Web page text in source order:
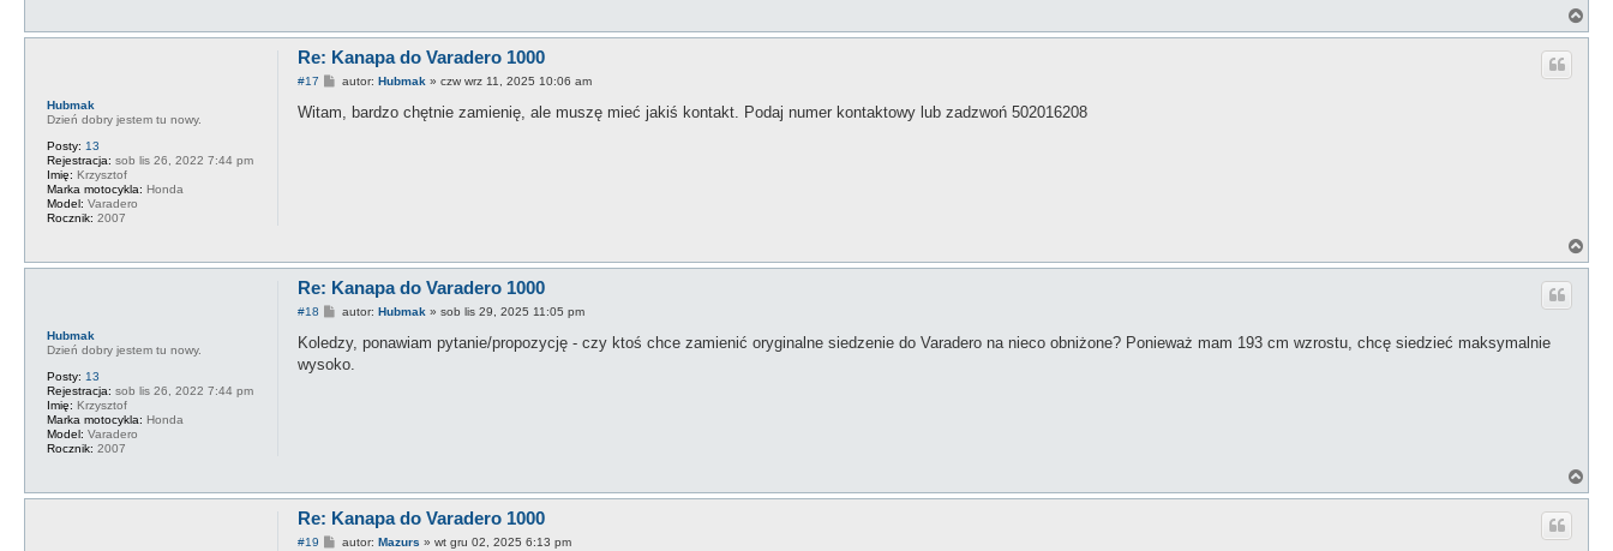
a
Hubmak
Dzień dobry jestem tu nowy.
Posty: 13
Rejestracja: sob lis 26, 2022 7:44 pm
Imię: Krzysztof
Marka motocykla: Honda
Model: Varadero
Rocznik: 2007
Re: Kanapa do Varadero 1000
#17
P
s
autor: Hubmak » czw wrz 11, 2025 10:06 am
Witam, bardzo chętnie zamienię, ale muszę mieć jakiś kontakt. Podaj numer kontaktowy lub zadzwoń 502016208
a
Hubmak
Dzień dobry jestem tu nowy.
Posty: 13
Rejestracja: sob lis 26, 2022 7:44 pm
Imię: Krzysztof
Marka motocykla: Honda
Model: Varadero
Rocznik: 2007
Re: Kanapa do Varadero 1000
#18
P
s
autor: Hubmak » sob lis 29, 2025 11:05 pm
Koledzy, ponawiam pytanie/propozycję - czy ktoś chce zamienić oryginalne siedzenie do Varadero na nieco obniżone? Ponieważ mam 193 cm wzrostu, chcę siedzieć maksymalnie
wysoko.
a
Re: Kanapa do Varadero 1000
#19
Pautor: Mazurs » wt gru 02, 2025 6:13 pm